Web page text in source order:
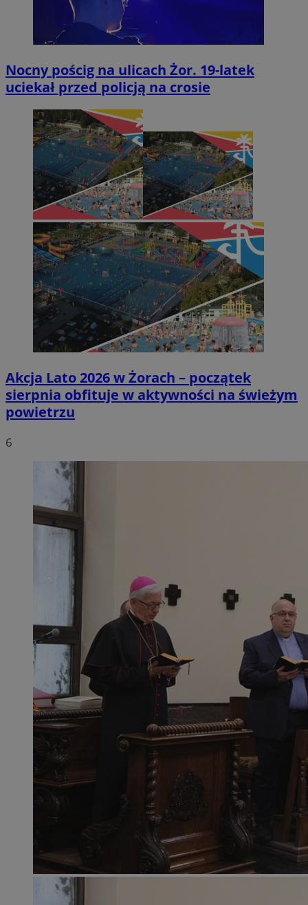
Nocny pościg na ulicach Żor. 19-latek
uciekał przed policją na crosie
Akcja Lato 2026 w Żorach – początek
sierpnia obfituje w aktywności na świeżym
powietrzu
6